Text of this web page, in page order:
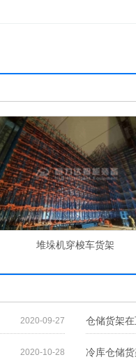
堆垛机穿梭车货架
2020-09-27
2020-10-28